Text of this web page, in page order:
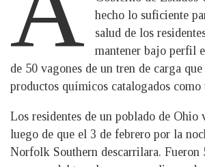
hecho lo suficiente
salud de los
mantener bajo perfil
de 50 vagones de un tren de carga
productos químicos catalogados como
Los residentes de un poblado de Ohio
luego de que el 3 de febrero por la
Norfolk Southern descarrilara. Fueron